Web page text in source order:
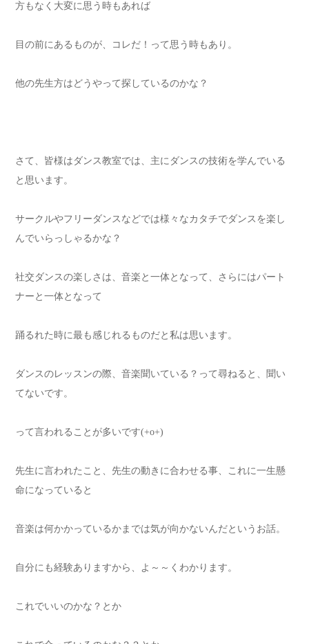
方もなく大変に思う時もあれば
目の前にあるものが、コレだ！って思う時もあり。
他の先生方はどうやって探しているのかな？
さて、皆様はダンス教室では、主にダンスの技術を学んでいる
と思います。
サークルやフリーダンスなどでは様々なカタチでダンスを楽し
んでいらっしゃるかな？
社交ダンスの楽しさは、音楽と一体となって、さらにはパート
ナーと一体となって
踊るれた時に最も感じれるものだと私は思います。
ダンスのレッスンの際、音楽聞いている？って尋ねると、聞い
てないです。
って言われることが多いです(+o+)
先生に言われたこと、先生の動きに合わせる事、これに一生懸
命になっていると
音楽は何かかっているかまでは気が向かないんだというお話。
自分にも経験ありますから、よ～～くわかります。
これでいいのかな？とか